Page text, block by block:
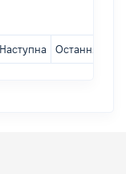
Наступна Остання